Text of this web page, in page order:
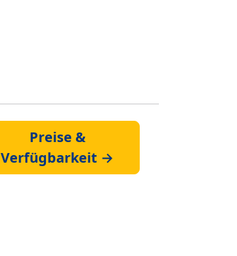
Preise &
Verfügbarkeit →